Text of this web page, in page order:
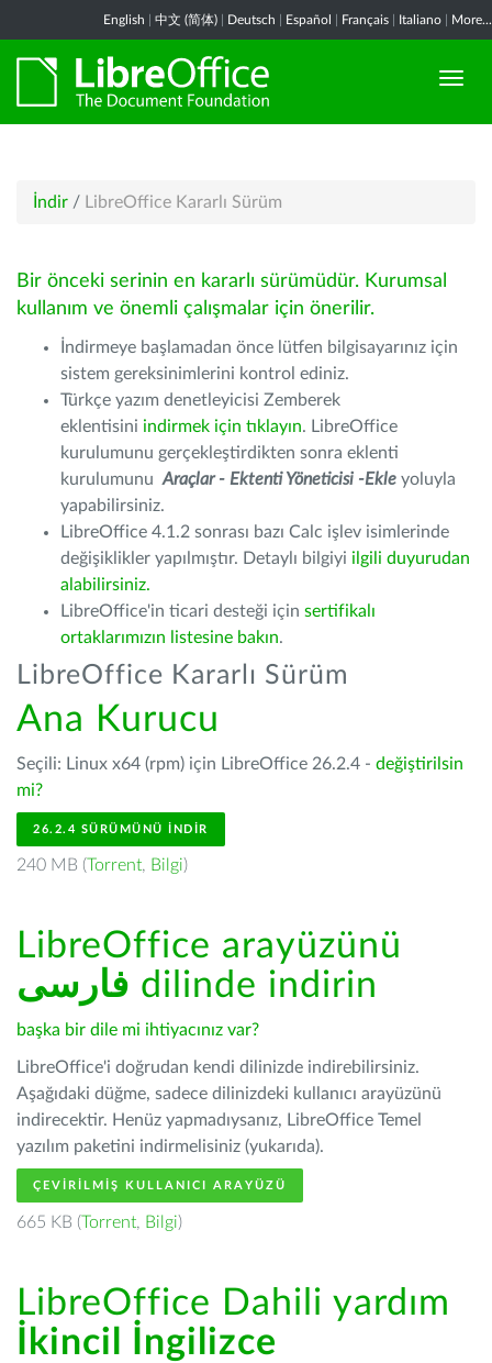
English 中文 (简体) Deutsch Español Français Italiano More...
İndir / LibreOffice Kararlı Sürüm
Bir önceki serinin en kararlı sürümüdür. Kurumsal
kullanım ve önemli çalışmalar için önerilir.
İndirmeye başlamadan önce lütfen bilgisayarınız için
sistem gereksinimlerini kontrol ediniz.
Türkçe yazım denetleyicisi Zemberek
eklentisini indirmek için tıklayın. LibreOffice
kurulumunu gerçekleştirdikten sonra eklenti
kurulumunu Araçlar - Ektenti Yöneticisi -Ekle yoluyla
yapabilirsiniz.
LibreOffice 4.1.2 sonrası bazı Calc işlev isimlerinde
değişiklikler yapılmıştır. Detaylı bilgiyi ilgili duyurudan
alabilirsiniz.
LibreOffice'in ticari desteği için sertifikalı
ortaklarımızın listesine bakın.
LibreOffice Kararlı Sürüm
Ana Kurucu
Seçili: Linux x64 (rpm) için LibreOffice 26.2.4 - değiştirilsin
mi?
26.2.4 SÜRÜMÜNÜ İNDIR
240 MB (Torrent, Bilgi)
LibreOffice arayüzünü
فارسى dilinde indirin
başka bir dile mi ihtiyacınız var?
LibreOffice'i doğrudan kendi dilinizde indirebilirsiniz.
Aşağıdaki düğme, sadece dilinizdeki kullanıcı arayüzünü
indirecektir. Henüz yapmadıysanız, LibreOffice Temel
yazılım paketini indirmelisiniz (yukarıda).
ÇEVIRILMIŞ KULLANICI ARAYÜZÜ
665 KB (Torrent, Bilgi)
LibreOffice Dahili yardım
İkincil İngilizce